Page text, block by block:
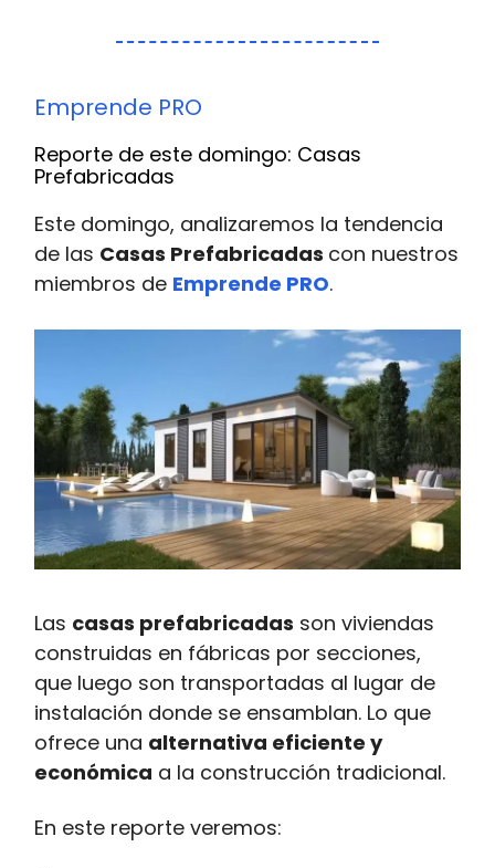
Emprende PRO
Reporte de este domingo: Casas
Prefabricadas
Este domingo, analizaremos la tendencia
de las Casas Prefabricadas con nuestros
miembros de Emprende PRO.
Las casas prefabricadas son viviendas
construidas en fábricas por secciones,
que luego son transportadas al lugar de
instalación donde se ensamblan. Lo que
ofrece una alternativa eficiente y
económica a la construcción tradicional.
En este reporte veremos: